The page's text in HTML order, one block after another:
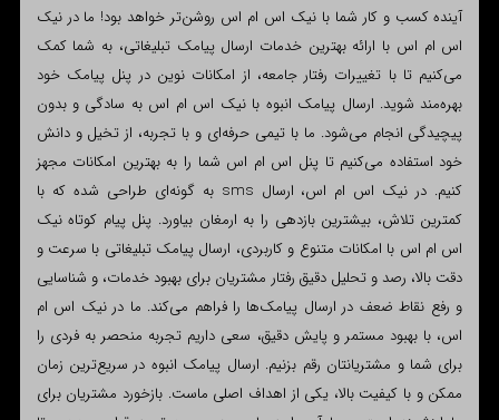
آینده کسب و کار شما با نیک اس ام اس روشن‌تر خواهد بود! ما در نیک
اس ام اس با ارائه بهترین خدمات ارسال پیامک تبلیغاتی، به شما کمک
می‌کنیم تا با تغییرات رفتار جامعه، از امکانات نوین در پنل پیامک خود
بهره‌مند شوید. ارسال پیامک انبوه با نیک اس ام اس به سادگی و بدون
پیچیدگی انجام می‌شود. ما با تیمی حرفه‌ای و با تجربه، از تخیل و دانش
خود استفاده می‌کنیم تا پنل اس ام اس شما را به بهترین امکانات مجهز
کنیم. در نیک اس ام اس، ارسال sms به گونه‌ای طراحی شده که با
کمترین تلاش، بیشترین بازدهی را به ارمغان بیاورد. پنل پیام کوتاه نیک
اس ام اس با امکانات متنوع و کاربردی، ارسال پیامک تبلیغاتی با سرعت و
دقت بالا، رصد و تحلیل دقیق رفتار مشتریان برای بهبود خدمات، و شناسایی
و رفع نقاط ضعف در ارسال پیامک‌ها را فراهم می‌کند. ما در نیک اس ام
اس، با بهبود مستمر و پایش دقیق، سعی داریم تجربه منحصر به فردی را
برای شما و مشتریانتان رقم بزنیم. ارسال پیامک انبوه در سریع‌ترین زمان
ممکن و با کیفیت بالا، یکی از اهداف اصلی ماست. بازخورد مشتریان برای